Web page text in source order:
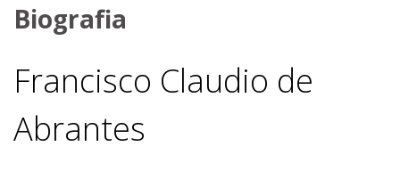
Biografia
Francisco Claudio de
Abrantes